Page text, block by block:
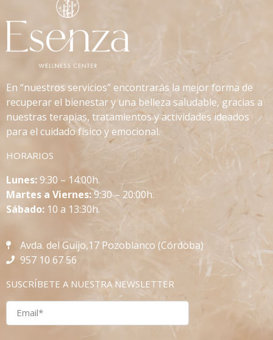
En “nuestros servicios” encontrarás la mejor forma de
recuperar el bienestar y una belleza saludable, gracias a
nuestras terapias, tratamientos y actividades ideados
para el cuidado físico y emocional.
HORARIOS
Lunes:9:30 – 14:00h.
Martes a Viernes:9:30 – 20:00h.
Sábado: 10 a 13:30h.
Avda. del Guijo,17 Pozoblanco (Córdoba)
957 10 67 56
SUSCRÍBETE A NUESTRA NEWSLETTER